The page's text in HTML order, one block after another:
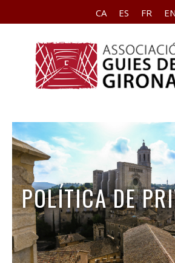
CA ES FR EN
POLÍTICA DE